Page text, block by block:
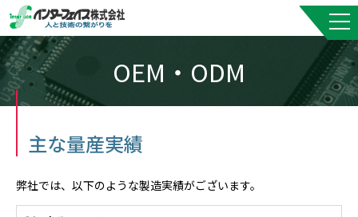
OEM・ODM
主な量産実績
弊社では、以下のような製造実績がございます。